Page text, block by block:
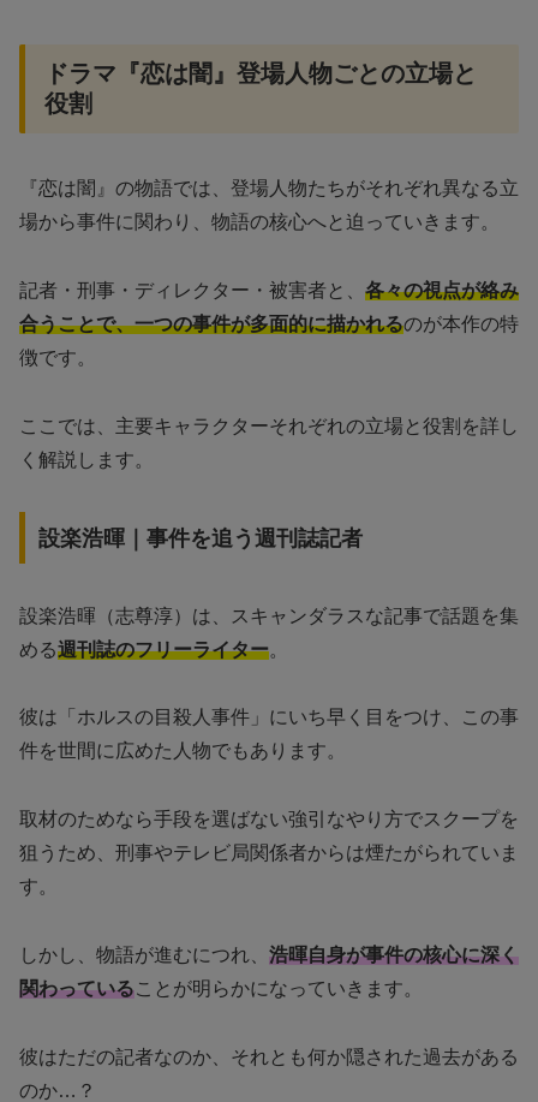
ドラマ『恋は闇』登場人物ごとの立場と
役割
『恋は闇』の物語では、登場人物たちがそれぞれ異なる立
場から事件に関わり、物語の核心へと迫っていきます。
記者・刑事・ディレクター・被害者と、 各々の視点が絡み
合うことで、一つの事件が多面的に描かれるのが本作の特
徴です。
ここでは、主要キャラクターそれぞれの立場と役割を詳し
く解説します。
設楽浩暉｜事件を追う週刊誌記者
設楽浩暉（志尊淳）は、スキャンダラスな記事で話題を集
める週刊誌のフリーライター。
彼は「ホルスの目殺人事件」にいち早く目をつけ、この事
件を世間に広めた人物でもあります。
取材のためなら手段を選ばない強引なやり方でスクープを
狙うため、刑事やテレビ局関係者からは煙たがられていま
す。
しかし、物語が進むにつれ、 浩暉自身が事件の核心に深く
関わっていることが明らかになっていきます。
彼はただの記者なのか、それとも何か隠された過去がある
のか…？